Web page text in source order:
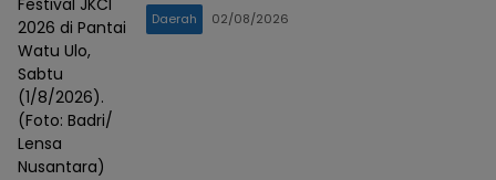
Festival JKCI
2026 di Pantai
Watu Ulo,
Sabtu
(1/8/2026).
(Foto: Badri/
Lensa
Nusantara)
Daerah 02/08/2026